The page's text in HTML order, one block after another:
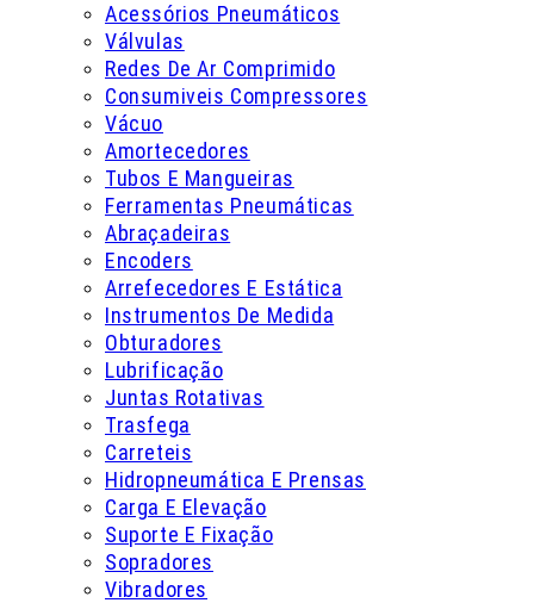
Acessórios Pneumáticos
Válvulas
Redes De Ar Comprimido
Consumiveis Compressores
Vácuo
Amortecedores
Tubos E Mangueiras
Ferramentas Pneumáticas
Abraçadeiras
Encoders
Arrefecedores E Estática
Instrumentos De Medida
Obturadores
Lubrificação
Juntas Rotativas
Trasfega
Carreteis
Hidropneumática E Prensas
Carga E Elevação
Suporte E Fixação
Sopradores
Vibradores